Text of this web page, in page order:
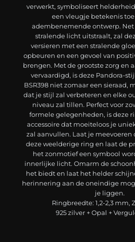
verwerkt, symboliseert
een vleugje betekenis
adembenemende ontwerp. Net
stralende licht uitstraalt, zal
versieren met een stralende
opbeuren en een gevoel van
brengen. Met de grootste zorg en
vervaardigd, is deze Pandora-
BSR398 niet zomaar een sieraad,
dat je stijl zal verbeteren en elke
niveau zal tillen. Perfect voor
formele gelegenheden, is deze
accessoire dat moeiteloos je
zal aanvullen. Laat je meevoeren
deze weelderige ring en laat de
het zonmotief een symbool
innerlijke licht. Omarm de
het biedt en laat het helder
herinnering aan de oneindige
je liggen.
Ringbreedte: 1,2-2,3 mm,
925 zilver + Opal +